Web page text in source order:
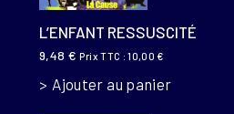
L’ENFANT RESSUSCITÉ
9,48 € Prix TTC :10,00 €
Ajouter au panier